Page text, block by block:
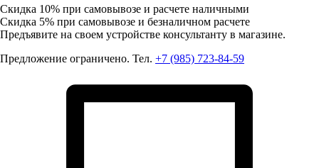
Скидка 10% при самовывозе и расчете наличными
Скидка 5% при самовывозе и безналичном расчете
Предъявите на своем устройстве консультанту в магазине.
Предложение ограничено. Тел. +7 (985) 723-84-59